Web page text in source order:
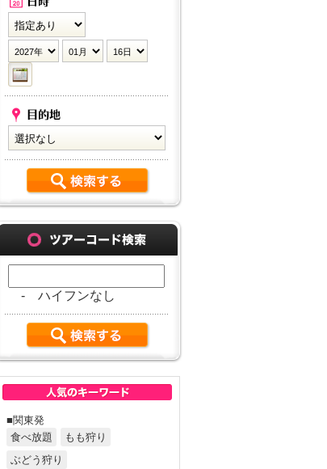
- ハイフンなし
■関東発
食べ放題
もも狩り
ぶどう狩り